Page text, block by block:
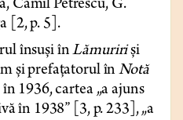
Camil Petrescu, G.
[2, p. 5].
însuși înLămuririși
și prefațatorul înNotă
1936, cartea „a ajuns
în 1938” [3, p. 233], „a